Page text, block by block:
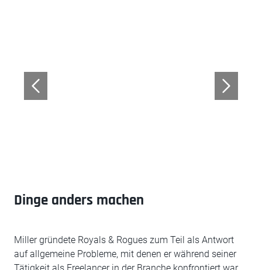
Dinge anders machen
Miller gründete Royals & Rogues zum Teil als Antwort
auf allgemeine Probleme, mit denen er während seiner